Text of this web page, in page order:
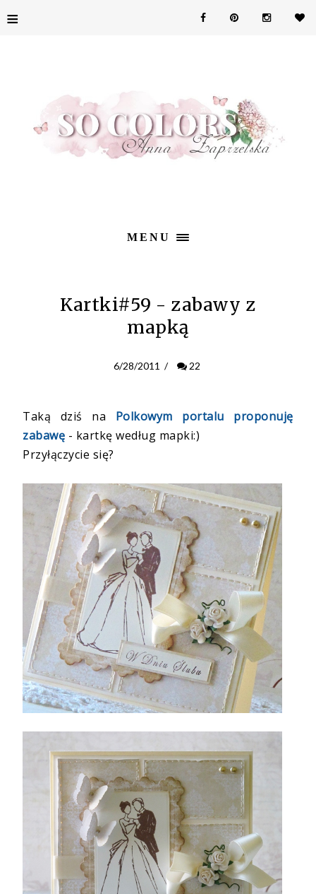
≡
MENU
Kartki#59 - zabawy z
mapką
6/28/2011 / 22
Taką dziś na Polkowym portalu proponuję
zabawę - kartkę według mapki:)
Przyłączycie się?